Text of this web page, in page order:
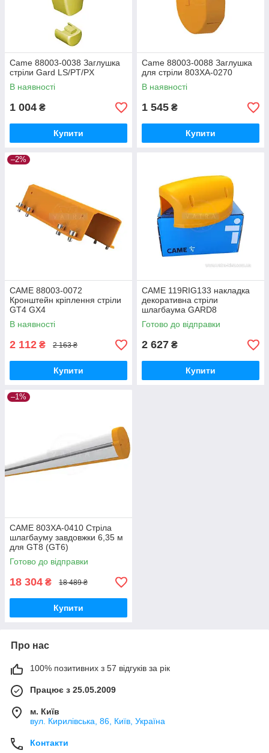
Came 88003-0038 Заглушка
стріли Gard LS/PT/PX
В наявності
1 004 ₴
Купити
Came 88003-0088 Заглушка
для стріли 803XA-0270
В наявності
1 545 ₴
Купити
–2%
CAME 88003-0072
Кронштейн кріплення стріли
GT4 GX4
В наявності
2 112 ₴ 2 163 ₴
Купити
CAME 119RIG133 накладка
декоративна стріли
шлагбаума GARD8
запчастина для шлагбаума
Готово до відправки
2 627 ₴
Купити
–1%
CAME 803XA-0410 Стріла
шлагбауму завдовжки 6,35 м
для GT8 (GT6)
Готово до відправки
18 304 ₴ 18 489 ₴
Купити
Про нас
100% позитивних з 57 відгуків за рік
Працює з 25.05.2009
м. Київ
вул. Кирилівська, 86, Київ, Україна
Контакти